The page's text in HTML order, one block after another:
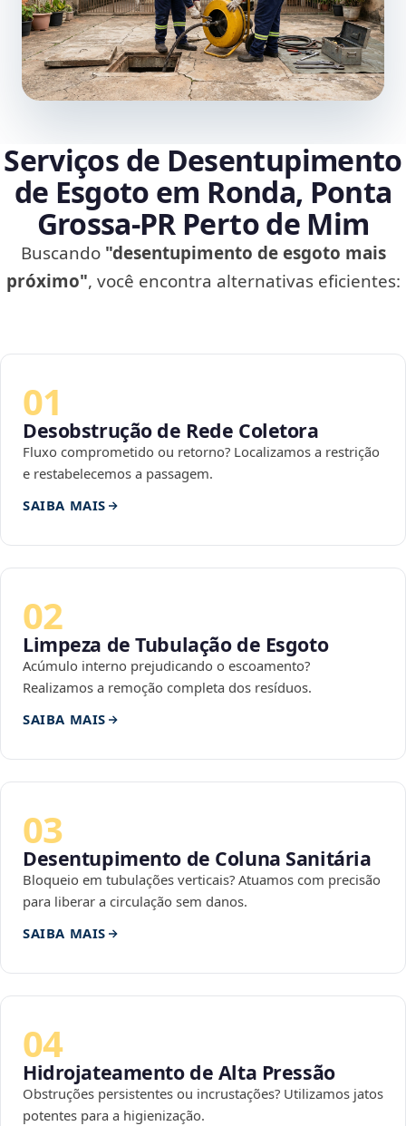
Serviços de Desentupimento
de Esgoto em Ronda, Ponta
Grossa‑PR Perto de Mim
Buscando "desentupimento de esgoto mais
próximo", você encontra alternativas eficientes:
01
Desobstrução de Rede Coletora
Fluxo comprometido ou retorno? Localizamos a restrição
e restabelecemos a passagem.
SAIBA MAIS
02
Limpeza de Tubulação de Esgoto
Acúmulo interno prejudicando o escoamento?
Realizamos a remoção completa dos resíduos.
SAIBA MAIS
03
Desentupimento de Coluna Sanitária
Bloqueio em tubulações verticais? Atuamos com precisão
para liberar a circulação sem danos.
SAIBA MAIS
04
Hidrojateamento de Alta Pressão
Obstruções persistentes ou incrustações? Utilizamos jatos
potentes para a higienização.